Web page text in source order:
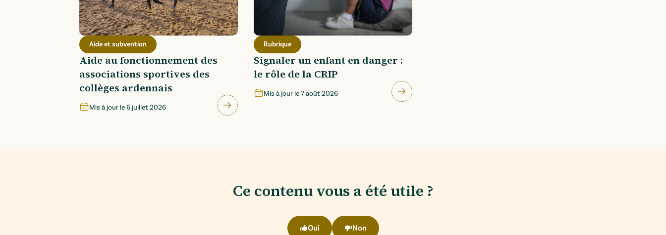
Aide et subvention
Aide au fonctionnement des
associations sportives des
collèges ardennais
Mis à jour le6 juillet 2026
Rubrique
Signaler un enfant en danger :
le rôle de la CRIP
Mis à jour le7 août 2026
Ce contenu vous a été utile ?
Oui Non